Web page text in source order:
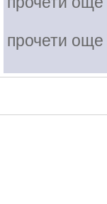
прочети още